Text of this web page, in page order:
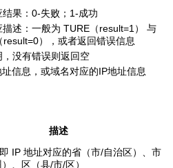
结果：0-失败；1-成功
描述：一般为 TURE（result=1） 与
result=0），或者返回错误信息
，没有错误则返回空
信息，或域名对应的IP地址信息
描述
IP 地址对应的省（市/自治区）、市
）、区（县/市/区）